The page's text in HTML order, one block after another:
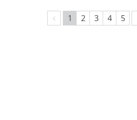
Vorherige Seite
1 2 3 4 5